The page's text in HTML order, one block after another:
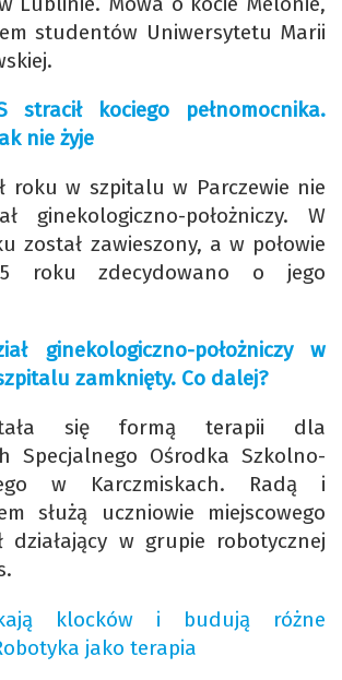
studentów Uniwersytetu Marii
stracił kociego pełnomocnika.
nie żyje
roku w szpitalu w Parczewie nie
ginekologiczno-położniczy. W
został zawieszony, a w połowie
roku zdecydowano o jego
ginekologiczno-położniczy w
zamknięty. Co dalej?
się formą terapii dla
Specjalnego Ośrodka Szkolno-
w Karczmiskach. Radą i
służą uczniowie miejscowego
działający w grupie robotycznej
klocków i budują różne
jako terapia